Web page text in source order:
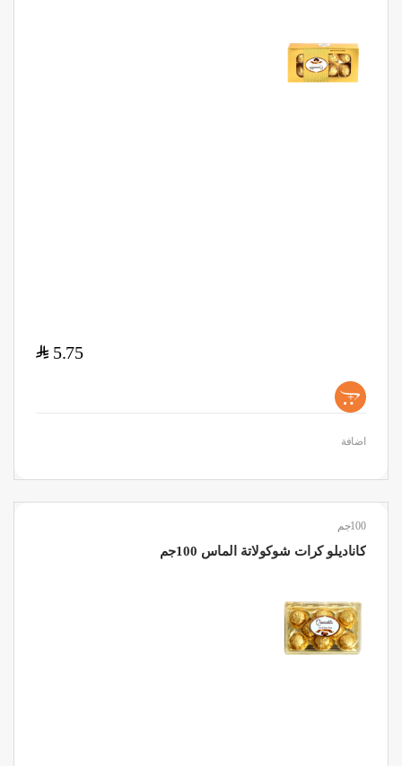
5.75
$
+
اضافة
100جم
كاناديلو كرات شوكولاتة الماس 100جم